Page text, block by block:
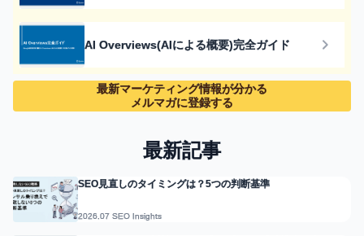
AI Overviews(AIによる概要)完全ガイド
最新マーケティング情報が分かる
メルマガに登録する
最新記事
SEO見直しのタイミングは？5つの判断基準
2026.07 SEO Insights